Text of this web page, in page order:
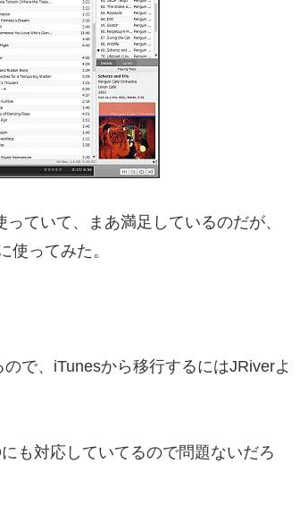
っていて、まあ満足しているのだが、
使ってみた。
で、iTunesから移行するにはJRiverよ
も対応していてるので問題ないだろ